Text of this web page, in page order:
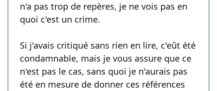
n'a pas trop de repères, je ne vois pas en
quoi c'est un crime.
Si j'avais critiqué sans rien en lire, c'eût été
condamnable, mais je vous assure que ce
n'est pas le cas, sans quoi je n'aurais pas
été en mesure de donner ces références